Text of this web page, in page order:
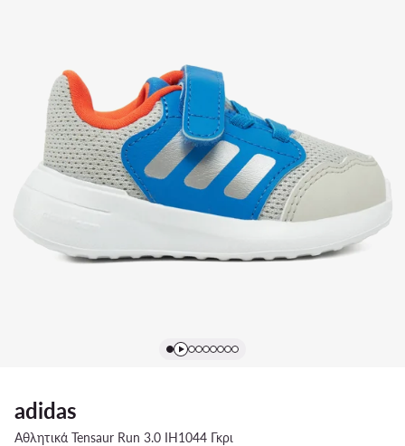
adidas
Αθλητικά Tensaur Run 3.0 IH1044 Γκρι